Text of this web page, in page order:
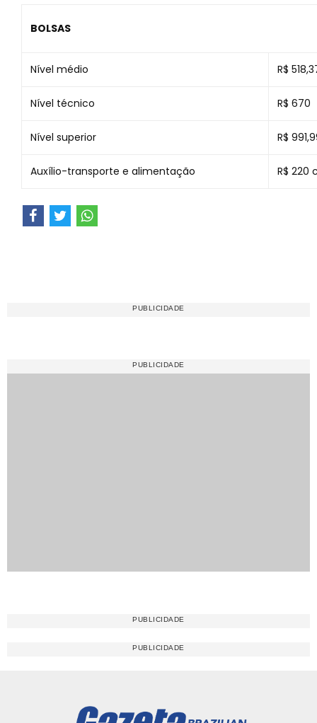
BOLSAS
Nível médio R$
Nível técnico R$ 670
Nível superior R$
Auxílio-transporte e alimentação R$ 220